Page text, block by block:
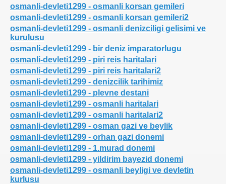
osmanli-devleti1299 - osmanli korsan gemileri
osmanli-devleti1299 - osmanli korsan gemileri2
osmanli-devleti1299 - osmanli denizciligi gelisimi ve
kurulusu
osmanli-devleti1299 - bir deniz imparatorlugu
osmanli-devleti1299 - piri reis haritalari
osmanli-devleti1299 - piri reis haritalari2
osmanli-devleti1299 - denizcilik tarihimiz
osmanli-devleti1299 - plevne destani
osmanli-devleti1299 - osmanli haritalari
osmanli-devleti1299 - osmanli haritalari2
osmanli-devleti1299 - osman gazi ve beylik
osmanli-devleti1299 - orhan gazi donemi
osmanli-devleti1299 - 1.murad donemi
osmanli-devleti1299 - yildirim bayezid donemi
osmanli-devleti1299 - osmanli beyligi ve devletin
kurlusu